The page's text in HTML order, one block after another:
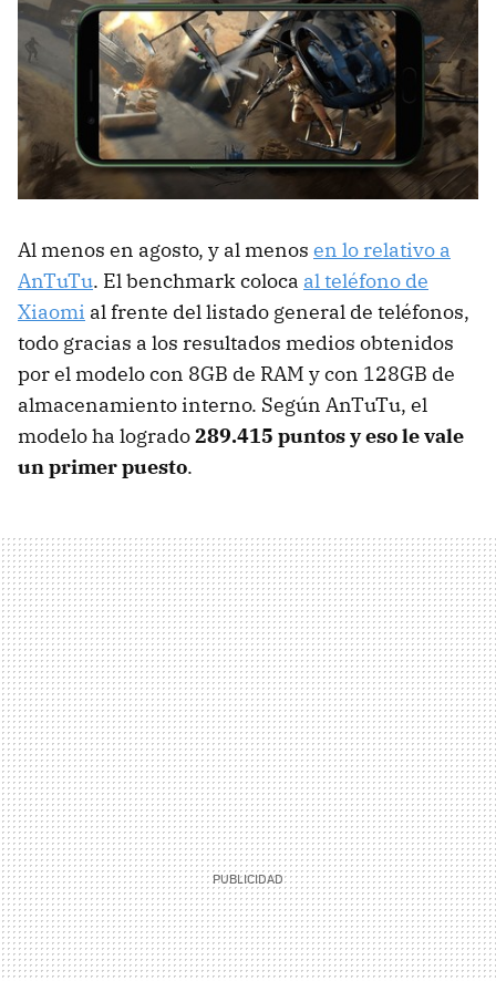
Al menos en agosto, y al menos en lo relativo a
AnTuTu. El benchmark coloca al teléfono de
Xiaomi al frente del listado general de teléfonos,
todo gracias a los resultados medios obtenidos
por el modelo con 8GB de RAM y con 128GB de
almacenamiento interno. Según AnTuTu, el
modelo ha logrado289.415 puntos y eso le vale
un primer puesto.